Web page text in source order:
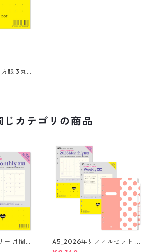
眼 3丸穴
フィル
じカテゴリの商品
月間ブ
罫 シス
A5_2026年リフィルセット シ
ステム手帳 ★送料無料★